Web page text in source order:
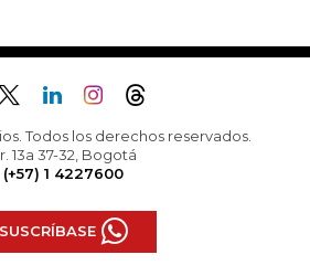
Todos los derechos reservados.
13a 37-32, Bogotá
(+57) 1 4227600
SUSCRÍBASE